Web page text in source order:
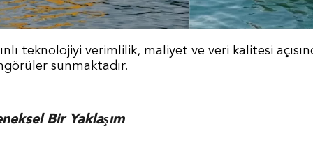
teknolojiyi verimlilik, maliyet ve veri kalitesi
sunmaktadır.
Bir Yaklaşım